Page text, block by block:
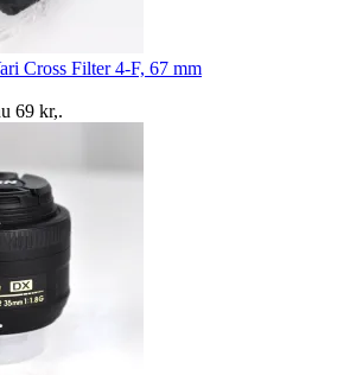
Cross Filter 4-F, 67 mm
69 kr,.